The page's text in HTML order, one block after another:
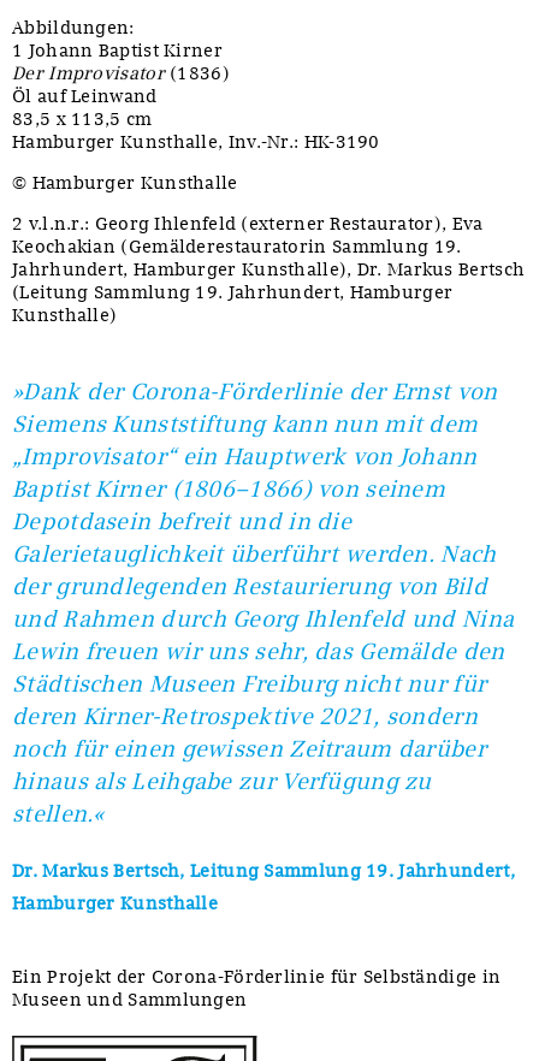
Abbildungen:
1 Johann Baptist Kirner
Der Improvisator(1836)
Öl auf Leinwand
83,5 x 113,5 cm
Hamburger Kunsthalle, Inv.-Nr.: HK-3190
© Hamburger Kunsthalle
2 v.l.n.r.: Georg Ihlenfeld (externer Restaurator), Eva
Keochakian (Gemälderestauratorin Sammlung 19.
Jahrhundert, Hamburger Kunsthalle), Dr. Markus Bertsch
(Leitung Sammlung 19. Jahrhundert, Hamburger
Kunsthalle)
»Dank der Corona-Förderlinie der Ernst von
Siemens Kunststiftung kann nun mit dem
„Improvisator“ ein Hauptwerk von Johann
Baptist Kirner (1806–1866) von seinem
Depotdasein befreit und in die
Galerietauglichkeit überführt werden. Nach
der grundlegenden Restaurierung von Bild
und Rahmen durch Georg Ihlenfeld und Nina
Lewin freuen wir uns sehr, das Gemälde den
Städtischen Museen Freiburg nicht nur für
deren Kirner-Retrospektive 2021, sondern
noch für einen gewissen Zeitraum darüber
hinaus als Leihgabe zur Verfügung zu
stellen.«
Dr. Markus Bertsch, Leitung Sammlung 19. Jahrhundert,
Hamburger Kunsthalle
Ein Projekt der Corona-Förderlinie für Selbständige in
Museen und Sammlungen